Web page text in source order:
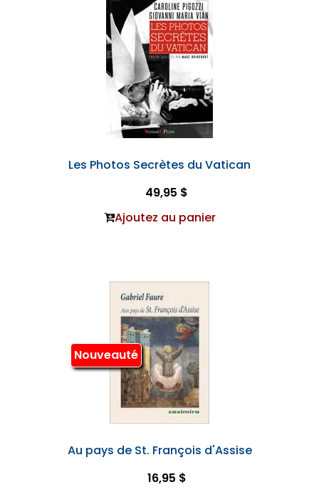
Les Photos Secrètes du Vatican
49,95 $
Ajoutez au panier
Nouveauté
Au pays de St. François d'Assise
16,95 $